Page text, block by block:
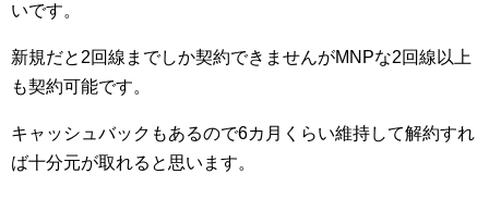
いです。
新規だと2回線までしか契約できませんがMNPな2回線以上
も契約可能です。
キャッシュバックもあるので6カ月くらい維持して解約すれ
ば十分元が取れると思います。